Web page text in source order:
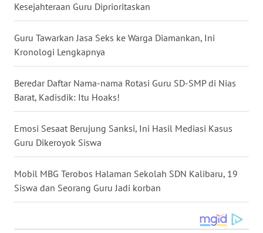
Kesejahteraan Guru Diprioritaskan
Guru Tawarkan Jasa Seks ke Warga Diamankan, Ini
Kronologi Lengkapnya
Beredar Daftar Nama-nama Rotasi Guru SD-SMP di Nias
Barat, Kadisdik: Itu Hoaks!
Emosi Sesaat Berujung Sanksi, Ini Hasil Mediasi Kasus
Guru Dikeroyok Siswa
Mobil MBG Terobos Halaman Sekolah SDN Kalibaru, 19
Siswa dan Seorang Guru Jadi korban
JOGJA
JATIM
WN
BALI
WN
KALBAR
WN